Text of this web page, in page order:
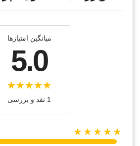
میانگین امتیازها
5.0
1 نقد و بررسی
★★★★★